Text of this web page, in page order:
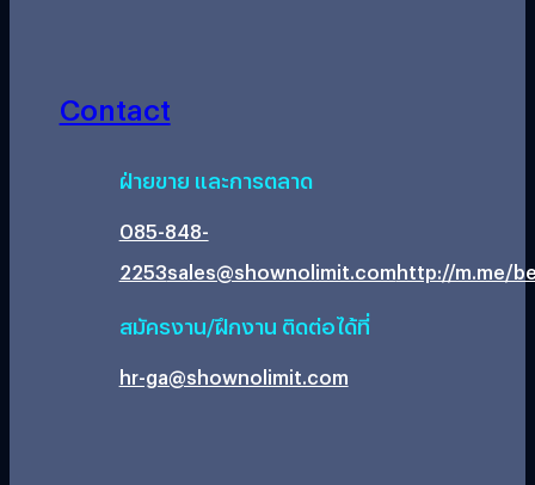
Contact
ฝ่ายขาย และการตลาด
085-848-
2253sales@shownolimit.comhttp://m.me/
สมัครงาน/ฝึกงาน ติดต่อได้ที่
hr-ga@shownolimit.com